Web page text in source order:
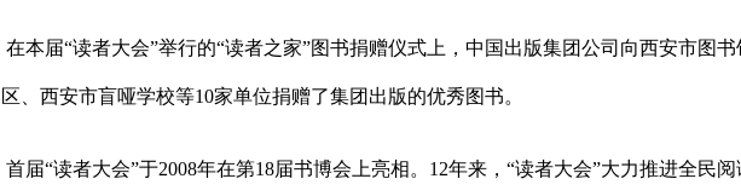
在本届“读者大会”举行的“读者之家”图书捐赠仪式上，中国出版集团公司向西安市图
区、西安市盲哑学校等10家单位捐赠了集团出版的优秀图书。
首届“读者大会”于2008年在第18届书博会上亮相。12年来，“读者大会”大力推进全民